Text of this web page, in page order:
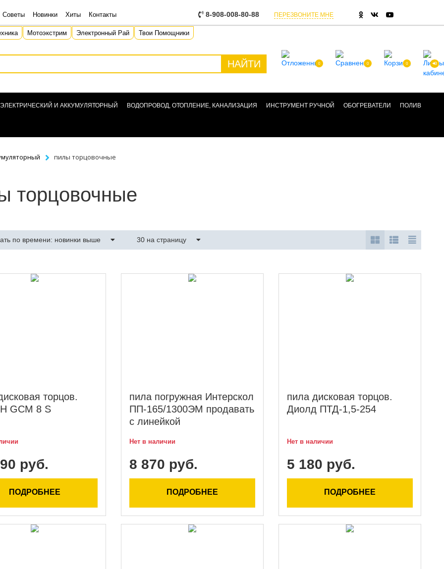
Советы Новинки Хиты Контакты 8-908-008-80-88 ПЕРЕЗВОНИТЕ МНЕ
Мотоэкстрим Электронный Рай Твои Помощники
НАЙТИ 0 0 0
И АККУМУЛЯТОРНЫЙ ВОДОПРОВОД, ОТОПЛЕНИЕ, КАНАЛИЗАЦИЯ ИНСТРУМЕНТ РУЧНОЙ ОБОГРЕВАТЕЛИ ПОЛИВ
пилы торцовочные
торцовочные
по времени: новинки выше 30 на страницу
торцов.
GCM 8 S
руб.
ПОДРОБНЕЕ
пила погружная Интерскол
ПП-165/1300ЭМ продавать
с линейкой
Нет в наличии
8 870 руб.
ПОДРОБНЕЕ
пила дисковая торцов.
Диолд ПТД-1,5-254
Нет в наличии
5 180 руб.
ПОДРОБНЕЕ